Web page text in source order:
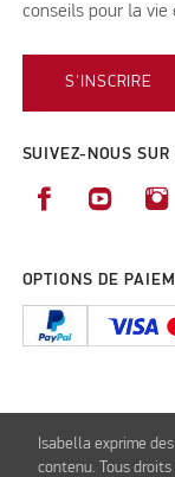
conseils pour la vie
S'INSCRIRE
SUIVEZ-NOUS
OPTIONS DE
Isabella exprime
contenu. Tous